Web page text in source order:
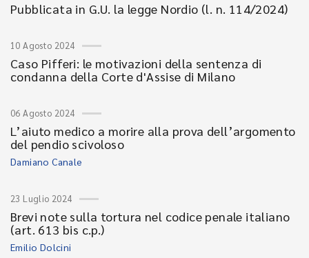
Pubblicata in G.U. la legge Nordio (l. n. 114/2024)
10 Agosto 2024
Caso Pifferi: le motivazioni della sentenza di
condanna della Corte d'Assise di Milano
06 Agosto 2024
L’aiuto medico a morire alla prova dell’argomento
del pendio scivoloso
Damiano Canale
23 Luglio 2024
Brevi note sulla tortura nel codice penale italiano
(art. 613 bis c.p.)
Emilio Dolcini